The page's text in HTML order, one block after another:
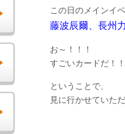
この日のメインイ
藤波辰爾、長州
お～！！！
すごいカードだ！！
ということで、
見に行かせていた